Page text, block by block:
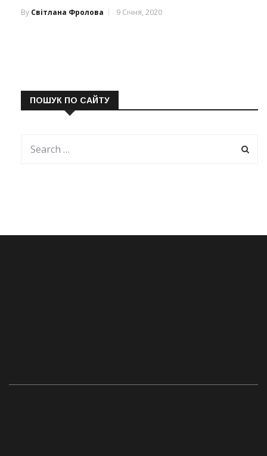
By Світлана Фролова 9 Січня, 2020
ПОШУК ПО САЙТУ